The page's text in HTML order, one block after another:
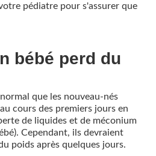
pédiatre pour s'assurer que
bébé perd du
que les nouveau-nés
cours des premiers jours en
de liquides et de méconium
Cependant, ils devraient
poids après quelques jours.